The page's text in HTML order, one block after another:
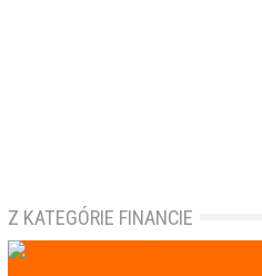
Z KATEGÓRIE FINANCIE